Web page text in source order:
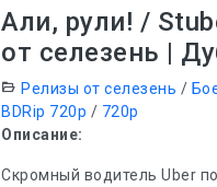
Али, рули! /
от селезень |
Релизы от селезень /
BDRip 720p / 720p
Описание:
Скромный водитель Uber